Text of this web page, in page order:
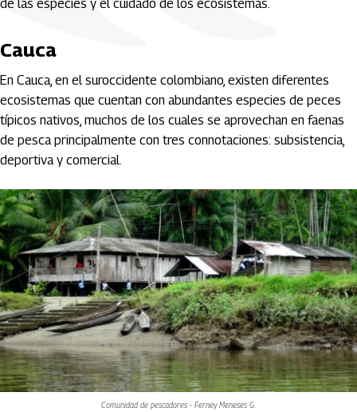
de las especies y el cuidado de los ecosistemas.
Cauca
En Cauca, en el suroccidente colombiano, existen diferentes
ecosistemas que cuentan con abundantes especies de peces
típicos nativos, muchos de los cuales se aprovechan en faenas
de pesca principalmente con tres connotaciones: subsistencia,
deportiva y comercial.
Comunidad de pescadores - Ferney Meneses G.